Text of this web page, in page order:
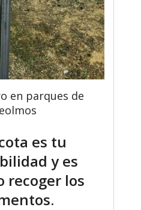
en parques de
es tu
y es
recoger los